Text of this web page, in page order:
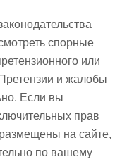
спорные
или
и жалобы
Если вы
прав
на сайте,
по вашему